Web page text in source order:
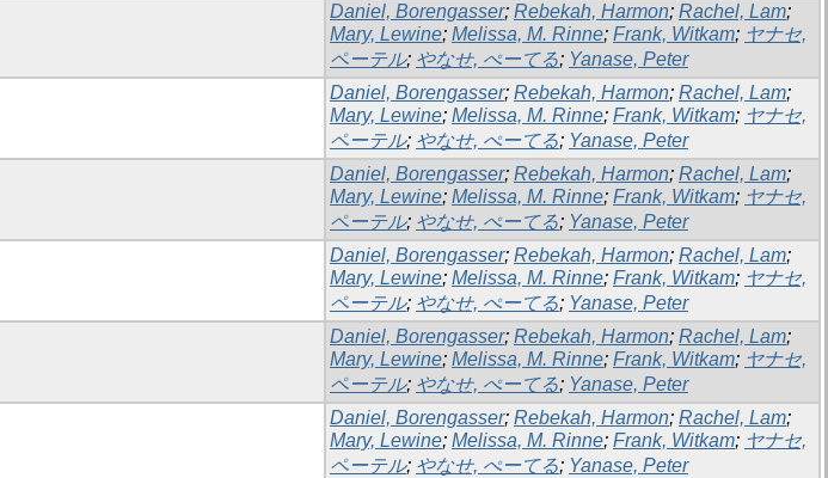
Daniel, Borengasser; Rebekah, Harmon; Rachel, Lam;
Mary, Lewine; Melissa, M. Rinne; Frank, Witkam; ヤナセ,
ペーテル; やなせ, ぺーてる; Yanase, Peter
Daniel, Borengasser; Rebekah, Harmon; Rachel, Lam;
Mary, Lewine; Melissa, M. Rinne; Frank, Witkam; ヤナセ,
ペーテル; やなせ, ぺーてる; Yanase, Peter
Daniel, Borengasser; Rebekah, Harmon; Rachel, Lam;
Mary, Lewine; Melissa, M. Rinne; Frank, Witkam; ヤナセ,
ペーテル; やなせ, ぺーてる; Yanase, Peter
Daniel, Borengasser; Rebekah, Harmon; Rachel, Lam;
Mary, Lewine; Melissa, M. Rinne; Frank, Witkam; ヤナセ,
ペーテル; やなせ, ぺーてる; Yanase, Peter
Daniel, Borengasser; Rebekah, Harmon; Rachel, Lam;
Mary, Lewine; Melissa, M. Rinne; Frank, Witkam; ヤナセ,
ペーテル; やなせ, ぺーてる; Yanase, Peter
Daniel, Borengasser; Rebekah, Harmon; Rachel, Lam;
Mary, Lewine; Melissa, M. Rinne; Frank, Witkam; ヤナセ,
ペーテル; やなせ, ぺーてる; Yanase, Peter